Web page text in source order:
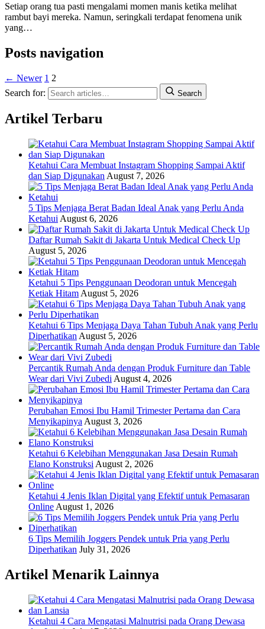
Setiap orang tua pasti mengalami momen manis ketika melihat
rambut bayi mereka. Namun, seringkali terdapat fenomena unik
yang…
Posts navigation
← Newer 1 2
Search for:
Search
Artikel Terbaru
Ketahui Cara Membuat Instagram Shopping Sampai Aktif
dan Siap Digunakan August 7, 2026
5 Tips Menjaga Berat Badan Ideal Anak yang Perlu Anda
Ketahui August 6, 2026
Daftar Rumah Sakit di Jakarta Untuk Medical Check Up
August 5, 2026
Ketahui 5 Tips Penggunaan Deodoran untuk Mencegah
Ketiak Hitam August 5, 2026
Ketahui 6 Tips Menjaga Daya Tahan Tubuh Anak yang Perlu
Diperhatikan August 5, 2026
Percantik Rumah Anda dengan Produk Furniture dan Table
Wear dari Vivi Zubedi August 4, 2026
Perubahan Emosi Ibu Hamil Trimester Pertama dan Cara
Menyikapinya August 3, 2026
Ketahui 6 Kelebihan Menggunakan Jasa Desain Rumah
Elano Konstruksi August 2, 2026
Ketahui 4 Jenis Iklan Digital yang Efektif untuk Pemasaran
Online August 1, 2026
6 Tips Memilih Joggers Pendek untuk Pria yang Perlu
Diperhatikan July 31, 2026
Artikel Menarik Lainnya
Ketahui 4 Cara Mengatasi Malnutrisi pada Orang Dewasa